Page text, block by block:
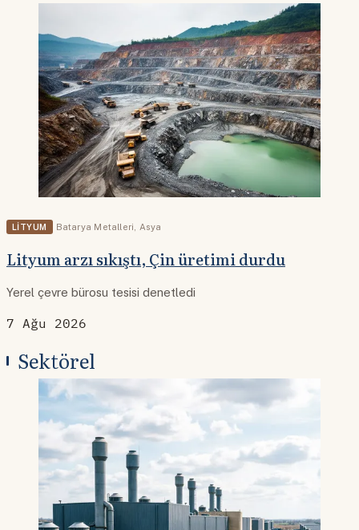
LITYUM Batarya Metalleri Asya
Lityum arzı sıkıştı, Çin üretimi durdu
Yerel çevre bürosu tesisi denetledi
7 Ağu 2026
Sektörel